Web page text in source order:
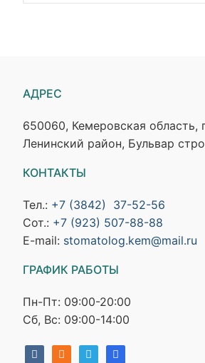
АДРЕС
650060, Кемеровская область,
Ленинский район, Бульвар
КОНТАКТЫ
Тел.: +7 (3842) 37-52-56
Сот.: +7 (923) 507-88-88
E-mail: stomatolog.kem@mail.ru
ГРАФИК РАБОТЫ
Пн-Пт: 09:00-20:00
Сб, Вс: 09:00-14:00